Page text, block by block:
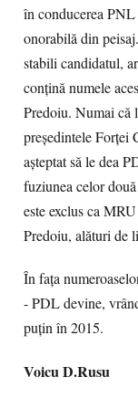
în conducerea
onorabilă din
stabili candidatul,
conţină numele
Predoiu. Numai că
preşedintele Forţei
aşteptat să le dea
fuziunea celor
este exclus ca
Predoiu, alături de
În faţa
- PDL devine,
puţin în 2015.
Voicu D.Rusu